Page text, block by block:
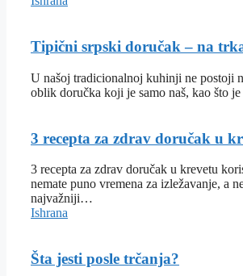
Tipični srpski doručak – na
U našoj tradicionalnoj kuhinji ne postoji
oblik doručka koji je samo naš, kao što
3 recepta za zdrav doručak u
3 recepta za zdrav doručak u krevetu
nemate puno vremena za izležavanje, a
najvažniji…
Ishrana
Šta jesti posle trčanja?